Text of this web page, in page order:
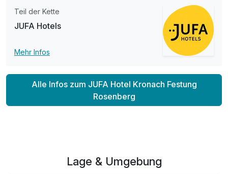
Für 3 Tage p.P. ab199,00 €
Familienzimmer A
2 Erwachsene und 1 Kind
Teil der Kette
JUFA Hotels
Mehr Infos
Alle Infos zum JUFA Hotel Kronach Festung
Rosenberg
Lage & Umgebung